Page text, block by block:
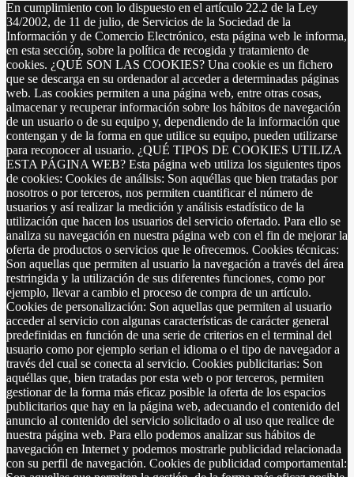
En cumplimiento con lo dispuesto en el artículo 22.2 de la Ley
34/2002, de 11 de julio, de Servicios de la Sociedad de la
Información y de Comercio Electrónico, esta página web le informa,
en esta sección, sobre la política de recogida y tratamiento de
cookies. ¿QUÉ SON LAS COOKIES? Una cookie es un fichero
que se descarga en su ordenador al acceder a determinadas páginas
web. Las cookies permiten a una página web, entre otras cosas,
almacenar y recuperar información sobre los hábitos de navegación
de un usuario o de su equipo y, dependiendo de la información que
contengan y de la forma en que utilice su equipo, pueden utilizarse
para reconocer al usuario. ¿QUÉ TIPOS DE COOKIES UTILIZA
ESTA PÁGINA WEB? Esta página web utiliza los siguientes tipos
de cookies: Cookies de análisis: Son aquéllas que bien tratadas por
nosotros o por terceros, nos permiten cuantificar el número de
usuarios y así realizar la medición y análisis estadístico de la
utilización que hacen los usuarios del servicio ofertado. Para ello se
analiza su navegación en nuestra página web con el fin de mejorar la
oferta de productos o servicios que le ofrecemos. Cookies técnicas:
Son aquellas que permiten al usuario la navegación a través del área
restringida y la utilización de sus diferentes funciones, como por
ejemplo, llevar a cambio el proceso de compra de un artículo.
Cookies de personalización: Son aquellas que permiten al usuario
acceder al servicio con algunas características de carácter general
predefinidas en función de una serie de criterios en el terminal del
usuario como por ejemplo serian el idioma o el tipo de navegador a
través del cual se conecta al servicio. Cookies publicitarias: Son
aquéllas que, bien tratadas por esta web o por terceros, permiten
gestionar de la forma más eficaz posible la oferta de los espacios
publicitarios que hay en la página web, adecuando el contenido del
anuncio al contenido del servicio solicitado o al uso que realice de
nuestra página web. Para ello podemos analizar sus hábitos de
navegación en Internet y podemos mostrarle publicidad relacionada
con su perfil de navegación. Cookies de publicidad comportamental: